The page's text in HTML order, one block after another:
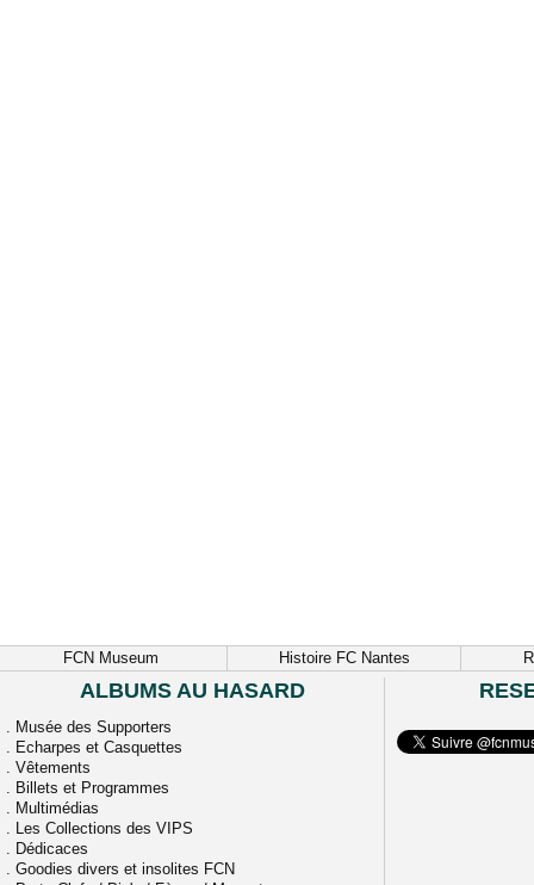
FCN Museum Histoire FC Nantes
ALBUMS AU HASARD
. Musée des Supporters
. Echarpes et Casquettes
. Vêtements
. Billets et Programmes
. Multimédias
. Les Collections des VIPS
. Dédicaces
. Goodies divers et insolites FCN